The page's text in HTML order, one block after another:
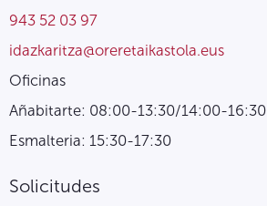
943 52 03 97
idazkaritza@oreretaikastola.eus
Oficinas
Añabitarte: 08:00-13:30/14:00-16:30
Esmalteria: 15:30-17:30
Solicitudes